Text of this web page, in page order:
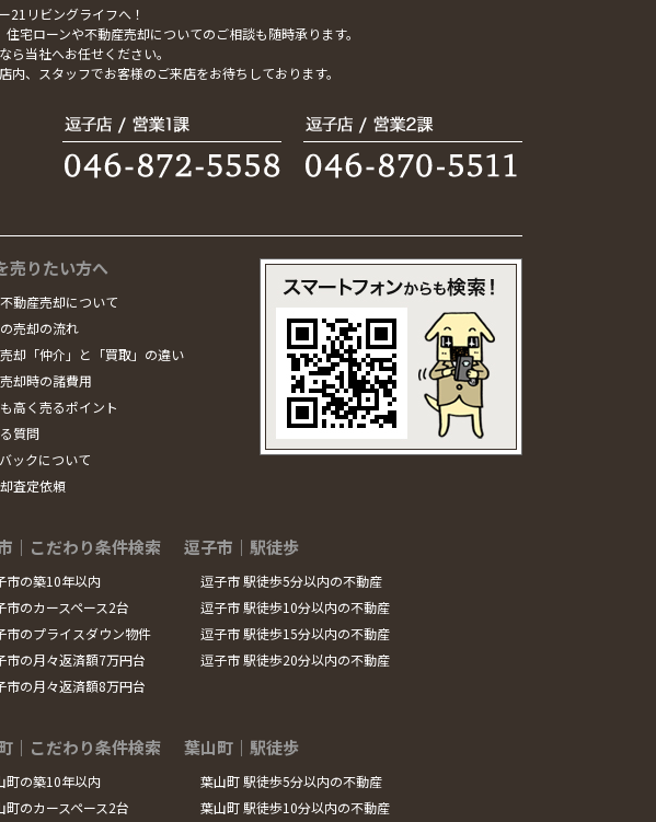
21リビングライフへ！
宅ローンや不動産売却についてのご相談も随時承ります。
当社へお任せください。
、スタッフでお客様のご来店をお待ちしております。
売りたい方へ
動産売却について
売却の流れ
却「仲介」と「買取」の違い
却時の諸費用
高く売るポイント
質問
ックについて
査定依頼
｜こだわり条件検索
市の築10年以内
市のカースペース2台
市のプライスダウン物件
市の月々返済額7万円台
市の月々返済額8万円台
逗子市｜駅徒歩
逗子市 駅徒歩5分以内の不動産
逗子市 駅徒歩10分以内の不動産
逗子市 駅徒歩15分以内の不動産
逗子市 駅徒歩20分以内の不動産
｜こだわり条件検索
町の築10年以内
町のカースペース2台
葉山町｜駅徒歩
葉山町 駅徒歩5分以内の不動産
葉山町 駅徒歩10分以内の不動産